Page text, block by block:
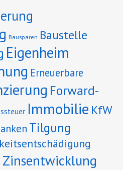
Bausparen Baustelle
Eigenheim
Erneuerbare
Forward-
Immobilie KfW
Tilgung
Zinsentwicklung